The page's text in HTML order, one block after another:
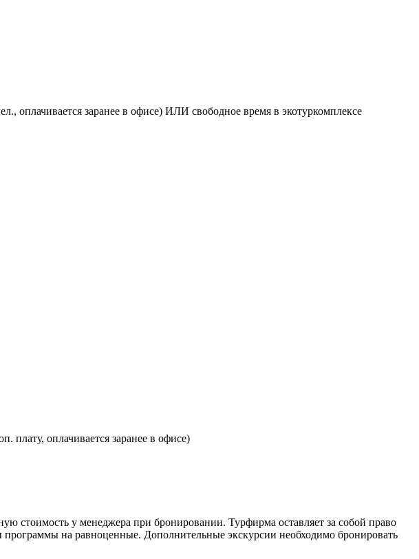
оплачивается заранее в офисе) ИЛИ свободное время в экотуркомплексе
плату, оплачивается заранее в офисе)
стоимость у менеджера при бронировании. Турфирма оставляет за собой право
на равноценные. Дополнительные экскурсии необходимо бронировать